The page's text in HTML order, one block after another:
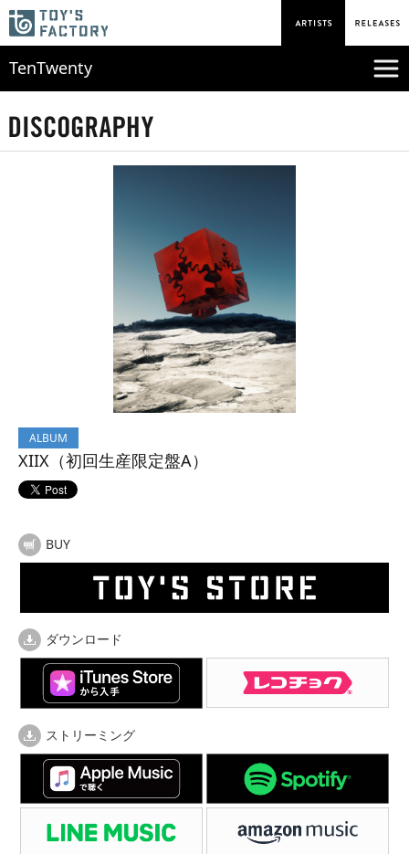
TenTwenty
ALBUM
XIIX（初回生産限定盤A）
BUY
ダウンロード
ストリーミング